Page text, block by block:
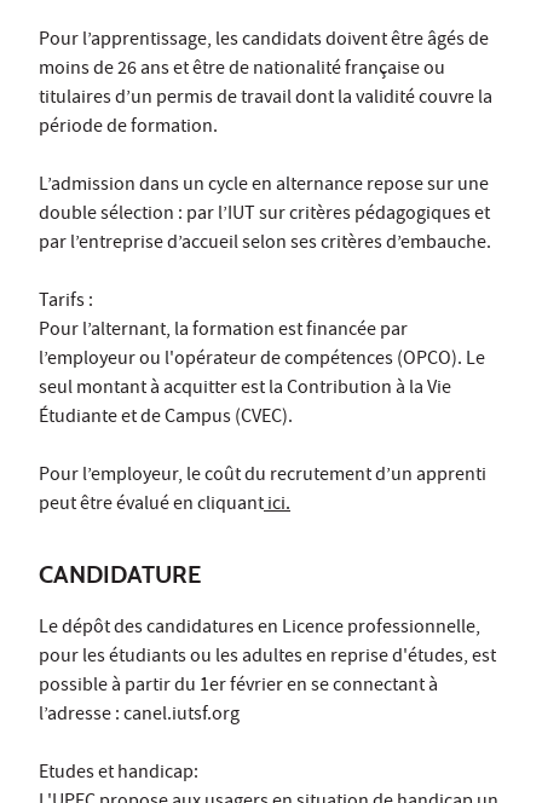
Pour l’apprentissage, les candidats doivent être âgés de
moins de 26 ans et être de nationalité française ou
titulaires d’un permis de travail dont la validité couvre la
période de formation.
L’admission dans un cycle en alternance repose sur une
double sélection : par l’IUT sur critères pédagogiques et
par l’entreprise d’accueil selon ses critères d’embauche.
Tarifs :
Pour l’alternant, la formation est financée par
l’employeur ou l'opérateur de compétences (OPCO). Le
seul montant à acquitter est la Contribution à la Vie
Étudiante et de Campus (CVEC).
Pour l’employeur, le coût du recrutement d’un apprenti
peut être évalué en cliquantici.
CANDIDATURE
Le dépôt des candidatures en Licence professionnelle,
pour les étudiants ou les adultes en reprise d'études, est
possible à partir du 1er février en se connectant à
l’adresse : canel.iutsf.org
Etudes et handicap: